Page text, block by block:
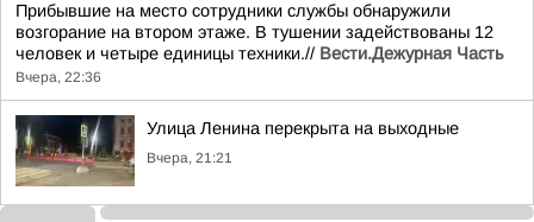
Прибывшие на место сотрудники службы обнаружили
возгорание на втором этаже. В тушении задействованы 12
человек и четыре единицы техники.// Вести.Дежурная Часть
Вчера, 22:36
Улица Ленина перекрыта на выходные
Вчера, 21:21